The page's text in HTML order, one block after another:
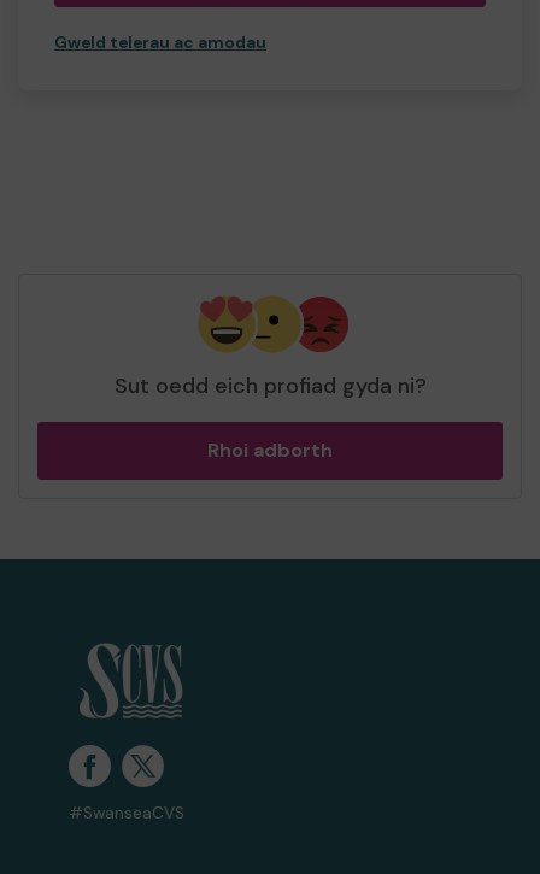
Gweld telerau ac amodau
Sut oedd eich profiad gyda ni?
Rhoi adborth
#SwanseaCVS